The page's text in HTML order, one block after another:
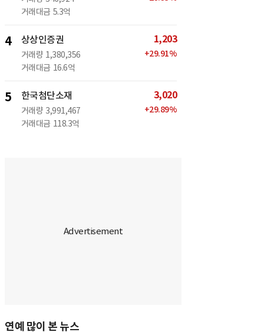
거래대금 5.3억
4 상상인증권
거래량 1,380,356
거래대금 16.6억
1,203
+29.91%
5 한국첨단소재
거래량 3,991,467
거래대금 118.3억
3,020
+29.89%
연예 많이 본 뉴스